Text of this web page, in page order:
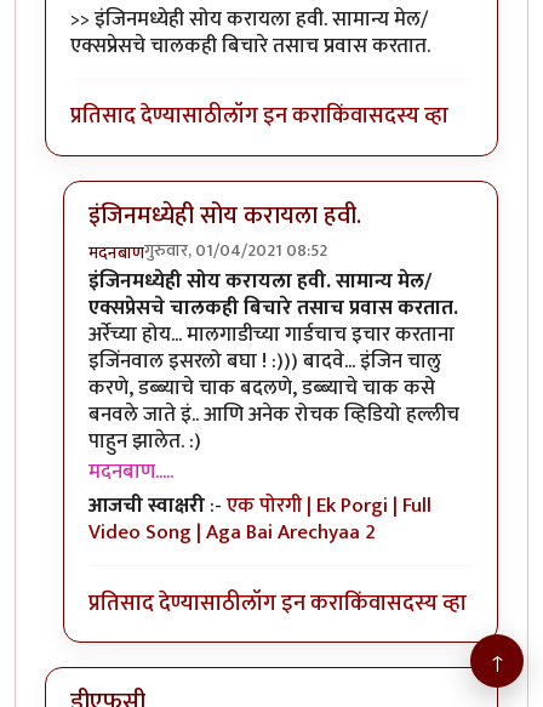
>> इंजिनमध्येही सोय करायला हवी. सामान्य मेल/
एक्सप्रेसचे चालकही बिचारे तसाच प्रवास करतात.
प्रतिसाद देण्यासाठीलॉग इन कराकिंवासदस्य व्हा
इंजिनमध्येही सोय करायला हवी.
मदनबाणगुरुवार, 01/04/2021 08:52
In reply toम बाbyहेमंतकुमार
इंजिनमध्येही सोय करायला हवी. सामान्य मेल/
एक्सप्रेसचे चालकही बिचारे तसाच प्रवास करतात.
अर्रेच्या होय... मालगाडीच्या गार्डचाच इचार करताना
इजिंनवाल इसरलो बघा ! :))) बादवे... इंजिन चालु
करणे, डब्ब्याचे चाक बदलणे, डब्ब्याचे चाक कसे
बनवले जाते इं.. आणि अनेक रोचक व्हिडियो हल्लीच
पाहुन झालेत. :)
मदनबाण.....
आजची स्वाक्षरी:-एक पोरगी | Ek Porgi | Full
Video Song | Aga Bai Arechyaa 2
प्रतिसाद देण्यासाठीलॉग इन कराकिंवासदस्य व्हा
↑